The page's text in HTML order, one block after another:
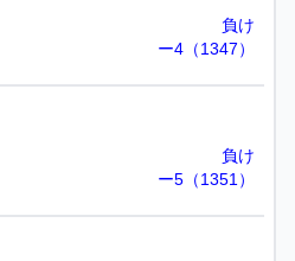
負け
ー4（1347）
負け
ー5（1351）